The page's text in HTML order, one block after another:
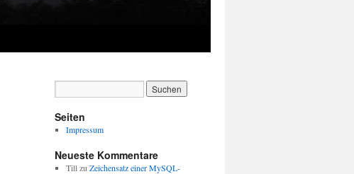
Seiten
Impressum
Neueste Kommentare
Tillzu Zeichensatz einer MySQL-